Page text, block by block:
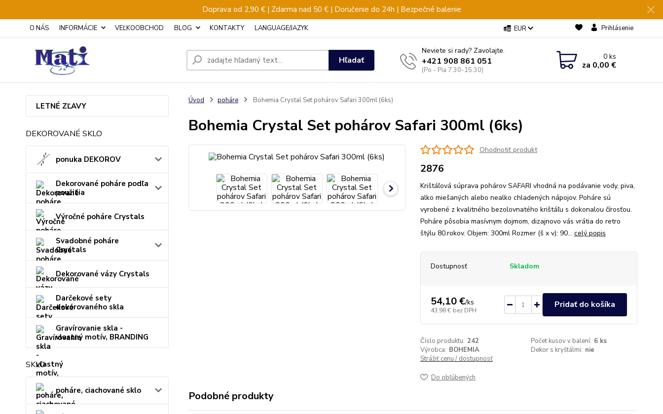
Doprava od 2,90 € | Zdarma nad 50 € | Doručenie do 24h | Bezpečné balenie
O NÁS INFORMÁCIE VEĽKOOBCHOD BLOG KONTAKTY LANGUAGE/JAZYK EUR Prihlásenie
Hľadať
Neviete si rady? Zavolajte.
+421 908 861 051
(Po - Pia 7:30-15:30)
0ks
za 0,00 €
LETNÉ ZĽAVY
DEKOROVANÉ SKLO
ponuka DEKOROV
Dekorované poháre podľa
použitia
Výročné poháre Crystals
Svadobné poháre
Crystals
Dekorované vázy Crystals
Darčekové sety
dekorovaného skla
Gravírovanie skla -
vlastný motív, BRANDING
SKLO
poháre, ciachované sklo
Úvod poháre Bohemia Crystal Set pohárov Safari 300ml (6ks)
Bohemia Crystal Set pohárov Safari 300ml (6ks)
Ohodnotiť produkt
2876
Krištáľová súprava pohárov SAFARI vhodná na podávanie vody, piva,
alko miešaných alebo nealko chladených nápojov. Poháre sú
vyrobené z kvalitného bezolovnatého krištáľu s dokonalou čírosťou.
Poháre pôsobia masívnym dojmom, dizajnovo vás vrátia do retro
štýlu 80.rokov. Objem: 300ml Rozmer (š x v): 90... celý popis
Dostupnosť Skladom
54,10 €/ks
43,98 € bez DPH
Pridať do košíka
Číslo produktu: 242 Počet kusov v balení: 6 ks
Výrobca: BOHEMIA Dekor s kryštálmi: nie
Strážiť cenu / dostupnosť
Do obľúbených
Podobné produkty